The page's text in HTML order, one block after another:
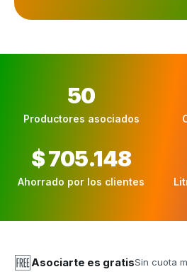
50
Productores asociados
$ 705.148
Ahorrado por los clientes
🆓Asociarte es gratisSin cuota